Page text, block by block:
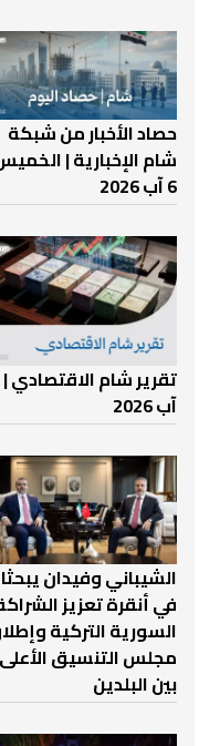
حصاد الأخبار من شبكة
شام الإخبارية |
6 آب 2026
آب 2026
الشيباني وفيدان
في أنقرة تعزيز
السورية التركية
مجلس التنسيق الأعلى
بين البلدين